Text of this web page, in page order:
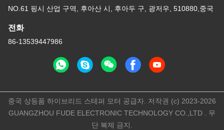
NO.61 핑시 산업 구역, 후아산 시, 후아두 구, 광저우, 510880,중국
전화
86-13539447986
중국 상등품 하이브리드 스테퍼 모터 공급자. 저작권 (c) 2023-2026
GUANGZHOU FUDE ELECTRONIC TECHNOLOGY CO.,LTD . 무
단 복제 금지.